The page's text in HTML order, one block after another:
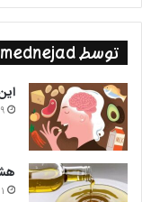
البته ژانر سرود هم
هم برود. گروه سرود
حضور پیدا کرد و تلاش
جدیدی را ارائه کند
نتوانست راه علاجی
توسط drmotamednejad
9 ساعت پیش
1 روز پیش